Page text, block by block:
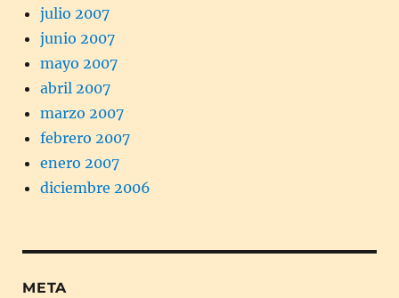
julio 2007
junio 2007
mayo 2007
abril 2007
marzo 2007
febrero 2007
enero 2007
diciembre 2006
META